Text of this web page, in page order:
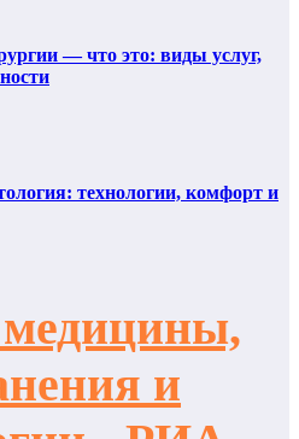
— что это: виды услуг,
технологии, комфорт и
и